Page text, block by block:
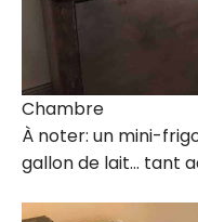
Chambre
À noter: un mini-
gallon de lait… tant